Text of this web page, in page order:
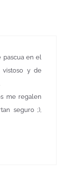
pascua en el
vistoso y de
me regalen
seguro ;),